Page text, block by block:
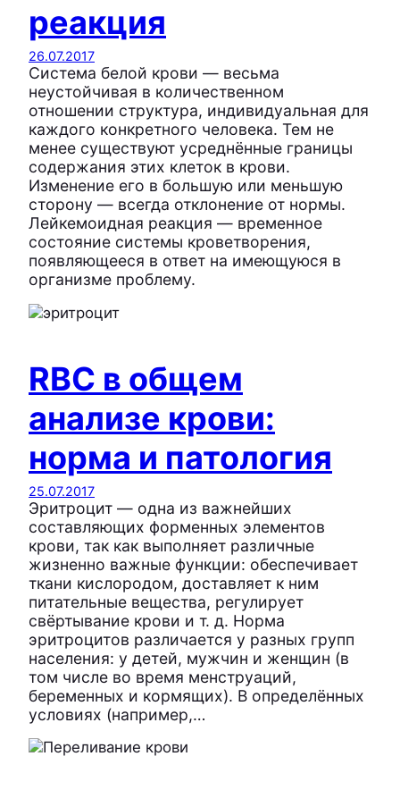
реакция
26.07.2017
Система белой крови — весьма
неустойчивая в количественном
отношении структура, индивидуальная для
каждого конкретного человека. Тем не
менее существуют усреднённые границы
содержания этих клеток в крови.
Изменение его в большую или меньшую
сторону — всегда отклонение от нормы.
Лейкемоидная реакция — временное
состояние системы кроветворения,
появляющееся в ответ на имеющуюся в
организме проблему.
RBC в общем
анализе крови:
норма и патология
25.07.2017
Эритроцит — одна из важнейших
составляющих форменных элементов
крови, так как выполняет различные
жизненно важные функции: обеспечивает
ткани кислородом, доставляет к ним
питательные вещества, регулирует
свёртывание крови и т. д. Норма
эритроцитов различается у разных групп
населения: у детей, мужчин и женщин (в
том числе во время менструаций,
беременных и кормящих). В определённых
условиях (например,…